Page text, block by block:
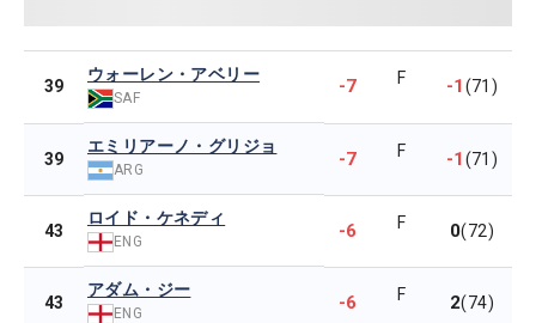
39
ウォーレン・アベリー
SAF
-7 F -1(71)
39
エミリアーノ・グリジョ
ARG -7 F -1(71)
43
ロイド・ケネディ
ENG -6 F 0(72)
43
アダム・ジー
ENG -6 F 2(74)